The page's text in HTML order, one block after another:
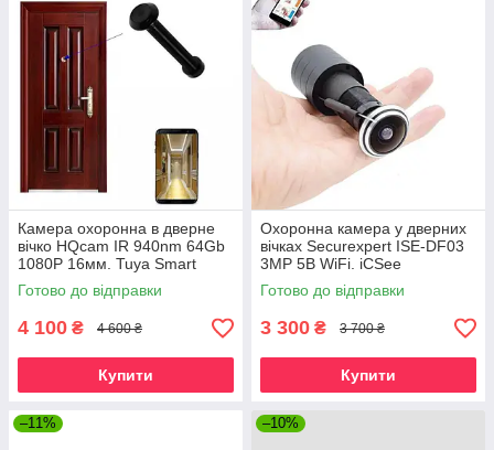
Камера охоронна в дверне
вічко HQcam IR 940nm 64Gb
1080P 16мм. Tuya Smart
Готово до відправки
4 100 ₴ 4 600 ₴
Купити
Охоронна камера у дверних
вічках Securexpert ISE-DF03
3MP 5B WiFi. iCSee
Готово до відправки
3 300 ₴ 3 700 ₴
Купити
–11% –10%